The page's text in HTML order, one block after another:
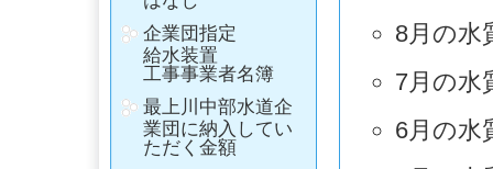
企業団指定
給水装置
工事事業者名簿
最上川中部水道企
業団に納入してい
ただく金額